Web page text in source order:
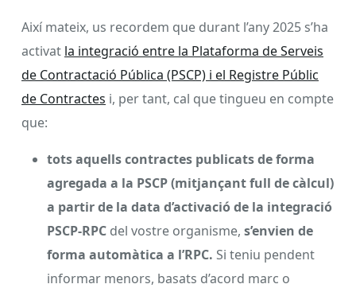
Així mateix, us recordem que durant l’any 2025 s’ha
activat la integració entre la Plataforma de Serveis
de Contractació Pública (PSCP) i el Registre Públic
de Contractes i, per tant, cal que tingueu en compte
que:
tots aquells contractes publicats de forma
agregada a la PSCP (mitjançant full de càlcul)
a partir de la data d’activació de la integració
PSCP-RPC del vostre organisme, s’envien de
forma automàtica a l’RPC. Si teniu pendent
informar menors, basats d’acord marc o